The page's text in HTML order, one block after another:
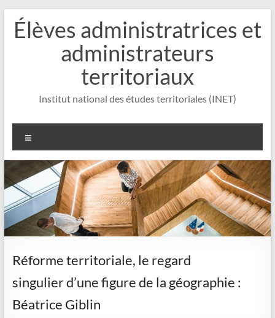
Aller
contenu
Élèves administratrices et
administrateurs
territoriaux
Institut national des études territoriales (INET)
Réforme territoriale, le regard
singulier d’une figure de la géographie :
Béatrice Giblin